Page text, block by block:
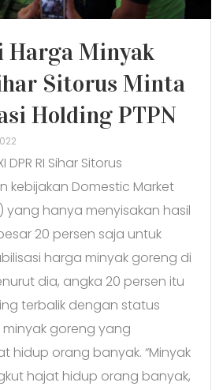
Harga Minyak
Sitorus Minta
Holding PTPN
RI Sihar Sitorus
kebijakan Domestic Market
yang hanya menyisakan hasil
20 persen saja untuk
harga minyak goreng di
dia, angka 20 persen itu
terbalik dengan status
goreng yang
hidup orang banyak. “Minyak
hajat hidup orang banyak,